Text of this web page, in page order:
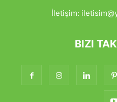
İletişim:
BIZI